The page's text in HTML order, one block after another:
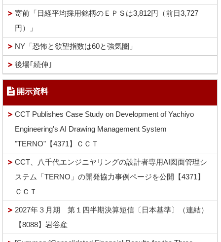
寄前「日経平均採用銘柄のＥＰＳは3,812円（前日3,727
円）」
NY「恐怖と欲望指数は60と強気圏」
後場｢続伸｣
開示資料
CCT Publishes Case Study on Development of Yachiyo
Engineering's AI Drawing Management System
"TERNO"【4371】ＣＣＴ
CCT、八千代エンジニヤリングの設計者専用AI図面管理シ
ステム「TERNO」の開発協力事例ページを公開【4371】
ＣＣＴ
2027年３月期 第１四半期決算短信〔日本基準〕（連結）
【8088】岩谷産